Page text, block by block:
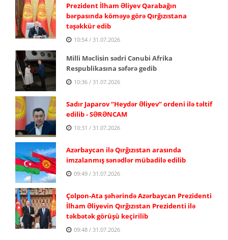
Prezident İlham Əliyev Qarabağın
bərpasında köməyə görə Qırğızıstana
təşəkkür edib
10:54 / 31.07.2026
Milli Məclisin sədri Cənubi Afrika
Respublikasına səfərə gedib
10:36 / 31.07.2026
Sadır Japarov “Heydər Əliyev” ordeni ilə təltif
edilib - SƏRƏNCAM
10:31 / 31.07.2026
Azərbaycan ilə Qırğızıstan arasında
imzalanmış sənədlər mübadilə edilib
09:49 / 31.07.2026
Çolpon-Ata şəhərində Azərbaycan Prezidenti
İlham Əliyevin Qırğızıstan Prezidenti ilə
təkbətək görüşü keçirilib
09:48 / 31.07.2026